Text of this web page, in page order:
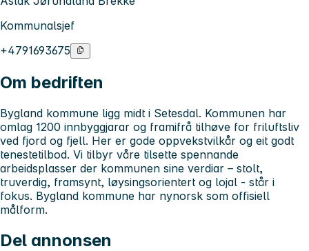
Kommunalsjef
+4791693675
Om bedriften
Bygland kommune ligg midt i Setesdal. Kommunen har
omlag 1200 innbyggjarar og framifrå tilhøve for friluftsliv
ved fjord og fjell. Her er gode oppvekstvilkår og eit godt
tenestetilbod. Vi tilbyr våre tilsette spennande
arbeidsplasser der kommunen sine verdiar – stolt,
truverdig, framsynt, løysingsorientert og lojal - står i
fokus. Bygland kommune har nynorsk som offisiell
målform.
Del annonsen